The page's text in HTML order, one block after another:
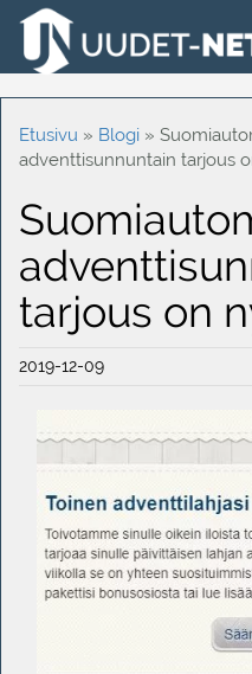
Etusivu » Blogi »
adventtisunnuntain tarjous
tarjous on
2019-12-09